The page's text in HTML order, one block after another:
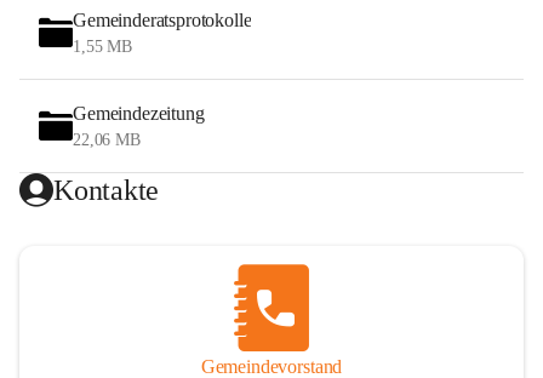
Gemeinderatsprotokolle
1,55 MB
Gemeindezeitung
22,06 MB
Kontakte
Gemeindevorstand